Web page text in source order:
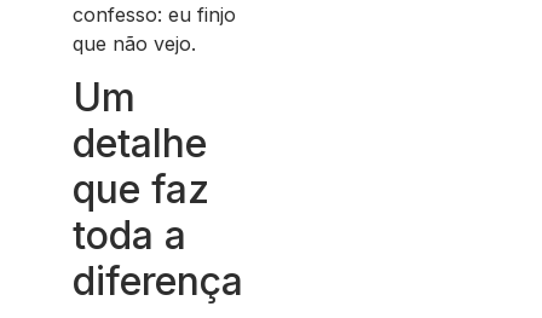
confesso: eu finjo
que não vejo.
Um
detalhe
que faz
toda a
diferença